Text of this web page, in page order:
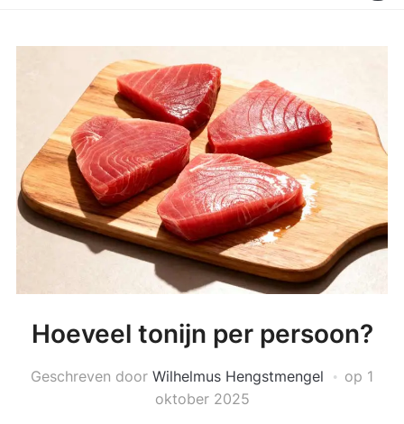
Hoeveel tonijn per persoon?
Geschreven door Wilhelmus Hengstmengel op 1
oktober 2025